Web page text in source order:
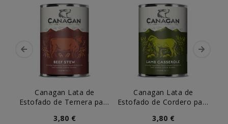
Canagan Lata de
Estofado de Ternera para
3,80 €
Canagan Lata de
Estofado de Cordero para
3,80 €